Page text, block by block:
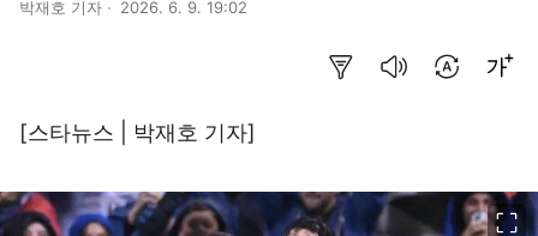
박재호 기자 2026. 6. 9. 19:02
[스타뉴스 | 박재호 기자]